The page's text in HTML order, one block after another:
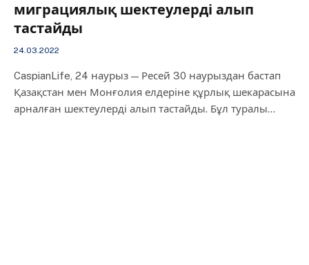
миграциялық шектеулерді алып
тастайды
24.03.2022
CaspianLife, 24 наурыз — Ресей 30 наурыздан бастап
Қазақстан мен Монғолия елдеріне құрлық шекарасына
арналған шектеулерді алып тастайды. Бұл туралы…